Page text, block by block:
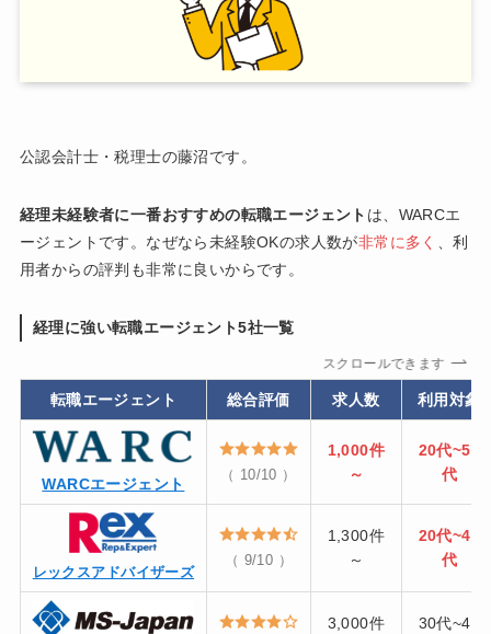
公認会計士・税理士の藤沼です。
経理未経験者に一番おすすめの転職エージェント は、WARCエ
ージェントです。なぜなら未経験OKの求人数が非常に多く
、利
用者からの評判も非常に良いからです。
経理に強い転職エージェント5社一覧
スクロールできます
転職エージェント 総合評価 求人数 利用対象
WARCエージェント
（ 10/10 ）
1,000件
～
20代~50
代
レックスアドバイザーズ
（ 9/10 ）
1,300件
～
20代~40
代
3,000件
30代~40